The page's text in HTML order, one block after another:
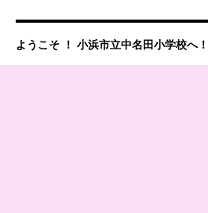
ようこそ ！ 小浜市立中名田小学校へ！